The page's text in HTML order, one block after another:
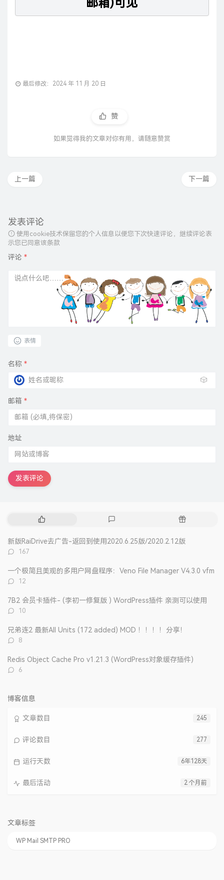
邮箱)可见
最后修改：2024 年 11 月 20 日
赞
如果觉得我的文章对你有用，请随意赞赏
下一篇
上一篇
发表评论
使用cookie技术保留您的个人信息以便您下次快速评论，继续评论表
示您已同意该条款
评论 *
表情
名称 *
🎲
邮箱 *
地址
发表评论
热
文
评
随
新版RaiDrive去广告-返回到使用2020.6.25版/2020.2.12版
评
数：
167
一个极简且美观的多用户网盘程序：Veno File Manager V4.3.0 vfm
评
数：
12
7B2 会员卡插件- (李初一修复版 ) WordPress插件 亲测可以使用
评
数：
10
兄弟连2 最新All Units (172 added) MOD ！！！！分享！
评
数：
8
Redis Object Cache Pro v1.21.3 (WordPress对象缓存插件)
评
6
博客信息
245
文章数目
277
评论数目
6年128天
运行天数
2 个月前
最后活动
文章标签
WP Mail SMTP PRO